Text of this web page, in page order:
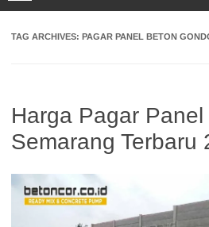
TAG ARCHIVES: PAGAR PANEL BETON
Harga Pagar
Semarang Terbaru